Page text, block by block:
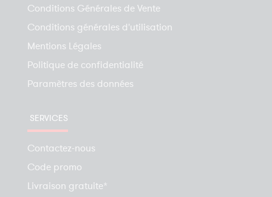
Conditions Générales de Vente
Conditions générales d'utilisation
Mentions Légales
Politique de confidentialité
Paramètres des données
SERVICES
Contactez-nous
Code promo
Livraison gratuite*